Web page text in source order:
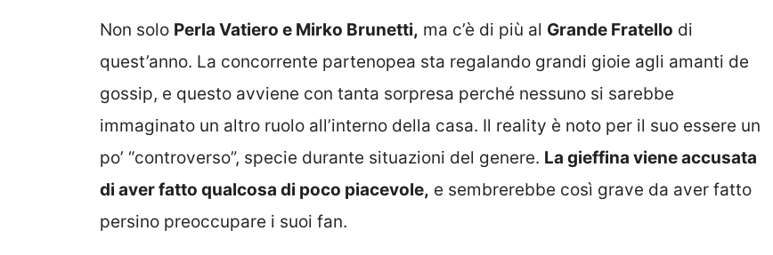
Non solo Perla Vatiero e Mirko Brunetti, ma c’è di più al Grande Fratello di
quest’anno. La concorrente partenopea sta regalando grandi gioie agli amanti de
gossip, e questo avviene con tanta sorpresa perché nessuno si sarebbe
immaginato un altro ruolo all’interno della casa. Il reality è noto per il suo essere un
po’ “controverso”, specie durante situazioni del genere. La gieffina viene accusata
di aver fatto qualcosa di poco piacevole, e sembrerebbe così grave da aver fatto
persino preoccupare i suoi fan.